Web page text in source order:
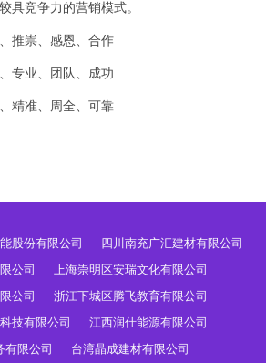
具竞争力的营销模式。
推崇、感恩、合作
专业、团队、成功
精准、周全、可靠
股份有限公司
四川南充广汇建材有限公司
公司
上海崇明区安瑞文化有限公司
公司
浙江下城区腾飞教育有限公司
技有限公司
江西润仕能源有限公司
有限公司
台湾晶成建材有限公司